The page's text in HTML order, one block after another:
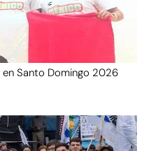
Santo Domingo 2026